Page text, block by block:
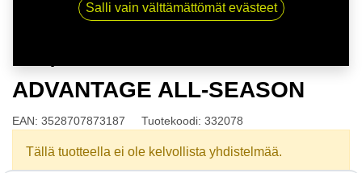
ADVANTAGE ALL-SEASON
EAN: 3528707873187 Tuotekoodi: 332078
Tällä tuotteella ei ole kelvollista yhdistelmää.
Salli vain välttämättömät evästeet